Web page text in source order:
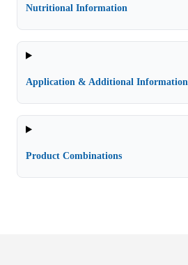
Nutritional Information
Application & Additional Information
Product Combinations